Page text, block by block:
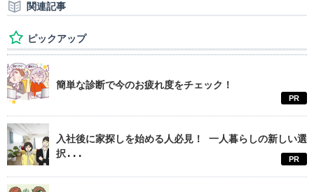
関連記事
ピックアップ
簡単な診断で今のお疲れ度をチェック！
PR
入社後に家探しを始める人必見！ 一人暮らしの新しい選
択...
PR